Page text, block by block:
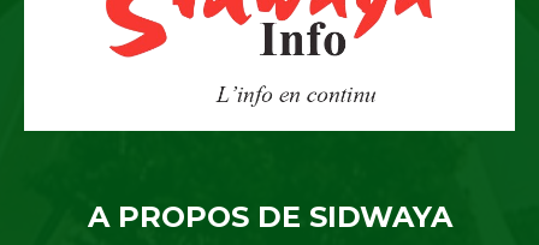
A PROPOS DE SIDWAYA